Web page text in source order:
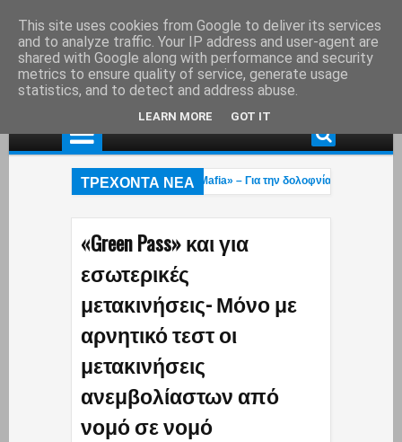
ΤΡΕΧΟΝΤΑ ΝΕΑ
Γερμανία εκτελεστής της «Greek Mafia» – Για την δολοφνία Ε.Ζαμπούνη
«Green Pass» και για
εσωτερικές
μετακινήσεις- Μόνο με
αρνητικό τεστ οι
μετακινήσεις
ανεμβολίαστων από
νομό σε νομό
This site uses cookies from Google to deliver its services
and to analyze traffic. Your IP address and user-agent are
shared with Google along with performance and security
metrics to ensure quality of service, generate usage
statistics, and to detect and address abuse.
LEARN MORE GOT IT